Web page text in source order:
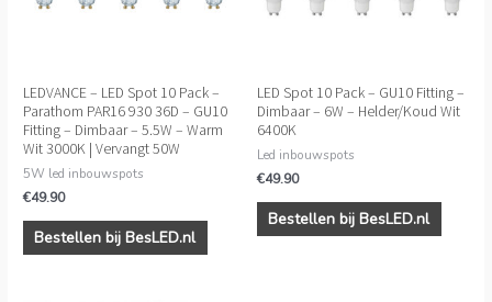
LEDVANCE – LED Spot 10 Pack –
Parathom PAR16 930 36D – GU10
Fitting – Dimbaar – 5.5W – Warm
Wit 3000K | Vervangt 50W
5W led inbouwspots
€49.90
Bestellen bij BesLED.nl
LED Spot 10 Pack – GU10 Fitting –
Dimbaar – 6W – Helder/Koud Wit
6400K
Led inbouwspots
€49.90
Bestellen bij BesLED.nl